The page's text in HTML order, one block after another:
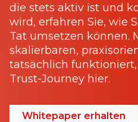
die stets aktiv ist und
wird, erfahren Sie, wie
Tat umsetzen können.
skalierbaren,
tatsächlich
Trust-Journey hier.
Whitepaper erhalten